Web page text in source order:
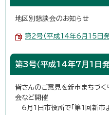
地区別懇談会のお知らせ
第2号（平成14年6月15日
第3号（平成14年7月1日発
皆さんのご意見を新市まちづ
会など開催
6月1日市役所で「第1回新市